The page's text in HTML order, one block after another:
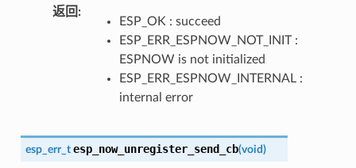
返回 :
ESP_OK : succeed
ESP_ERR_ESPNOW_NOT_INIT :
ESPNOW is not initialized
ESP_ERR_ESPNOW_INTERNAL :
internal error
esp_err_t esp_now_unregister_send_cb(void)